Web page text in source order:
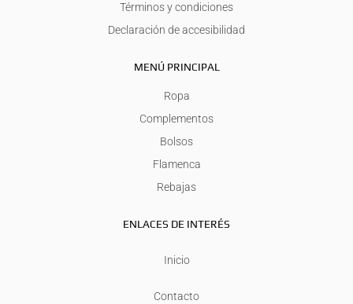
Términos y condiciones
Declaración de accesibilidad
MENÚ PRINCIPAL
Ropa
Complementos
Bolsos
Flamenca
Rebajas
ENLACES DE INTERÉS
Inicio
Contacto